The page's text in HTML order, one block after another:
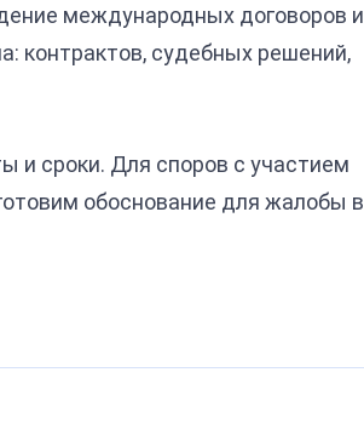
международных договоров и
контрактов, судебных решений,
и сроки. Для споров с участием
обоснование для жалобы в